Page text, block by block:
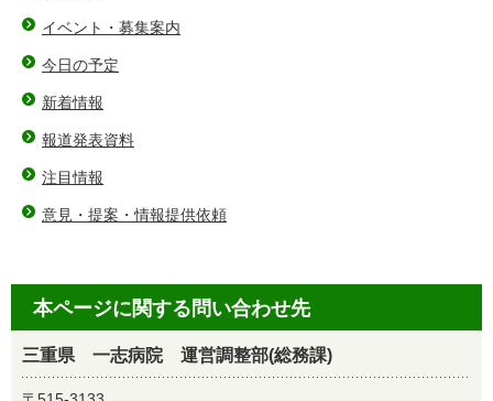
イベント・募集案内
今日の予定
新着情報
報道発表資料
注目情報
意見・提案・情報提供依頼
本ページに関する問い合わせ先
三重県 一志病院 運営調整部(総務課)